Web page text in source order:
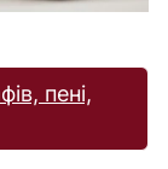
пені,